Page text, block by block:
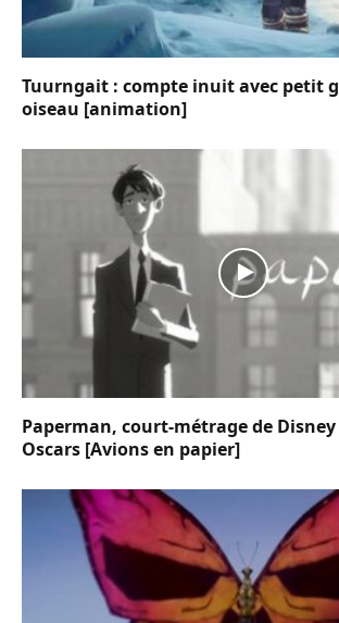
Tuurngait : compte inuit avec petit
oiseau [animation]
Paperman, court-métrage de
Oscars [Avions en papier]